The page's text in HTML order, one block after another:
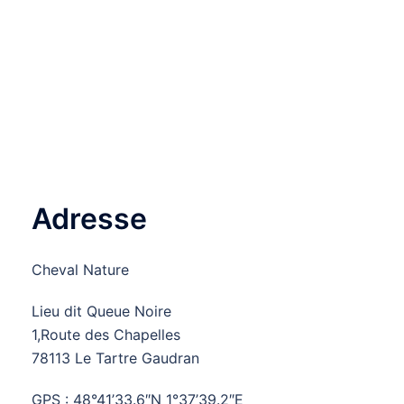
Adresse
Cheval Nature
Lieu dit Queue Noire
1,Route des Chapelles
78113 Le Tartre Gaudran
GPS : 48°41’33.6″N 1°37’39.2″E